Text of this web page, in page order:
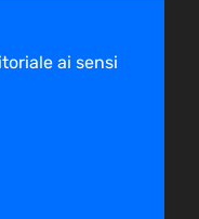
ai sensi